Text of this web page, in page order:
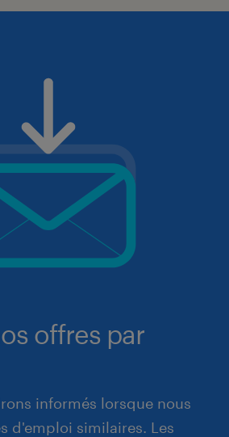
offres par
informés lorsque nous
d'emploi similaires. Les